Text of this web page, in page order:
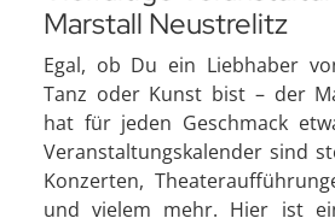
Marstall Neustrelitz
Egal, ob Du ein Liebhaber
Tanz oder Kunst bist – der
hat für jeden Geschmack
Veranstaltungskalender sind
Konzerten,
und vielem mehr. Hier ist